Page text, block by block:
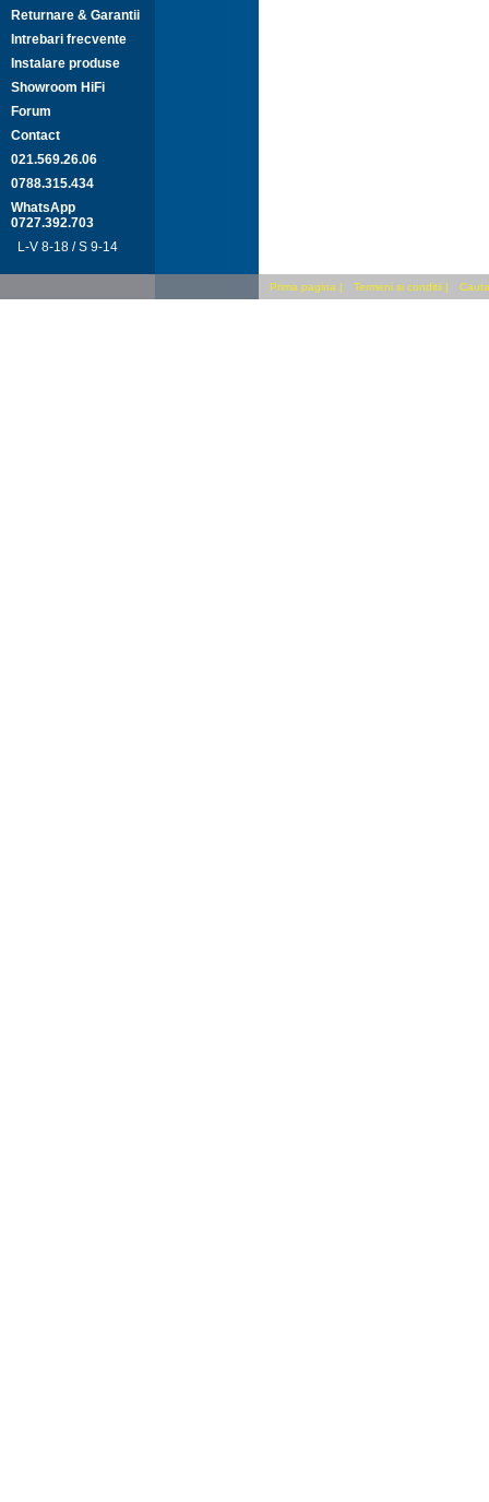
Returnare & Garantii
Intrebari frecvente
Instalare produse
Showroom HiFi
Forum
Contact
021.569.26.06
0788.315.434
WhatsApp
0727.392.703
L-V 8-18 / S 9-14
Prima pagina | Termeni si conditii |